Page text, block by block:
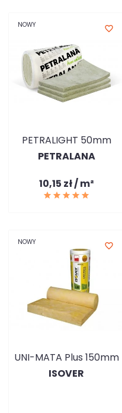
NOWY favorite_border
PETRALIGHT 50mm
PETRALANA
10,15 zł / m²
NOWY favorite_border
UNI-MATA Plus 150mm
ISOVER